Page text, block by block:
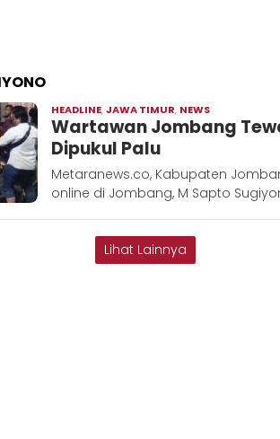
HEADLINE,JAWA TIMUR, NEWS
Hadi
Wartawan Jombang
Dipukul Palu
Metaranews.co, Kabupaten
online di Jombang, M Sapto
Lihat Lainnya